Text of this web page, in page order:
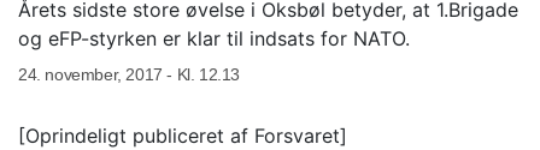
Årets sidste store øvelse i Oksbøl betyder, at 1.Brigade
og eFP-styrken er klar til indsats for NATO.
24. november, 2017 - Kl. 12.13
[Oprindeligt publiceret af Forsvaret]